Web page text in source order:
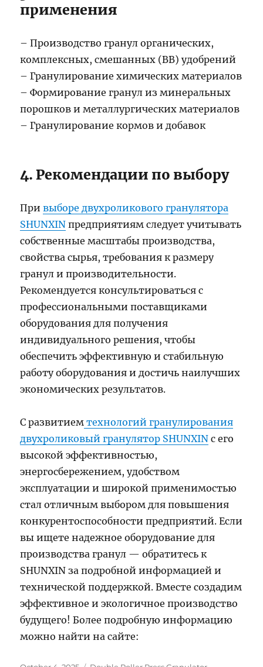
применения
– Производство гранул органических,
комплексных, смешанных (BB) удобрений
– Гранулирование химических материалов
– Формирование гранул из минеральных
порошков и металлургических материалов
– Гранулирование кормов и добавок
4. Рекомендации по выбору
Привыборе двухроликового гранулятора
SHUNXIN предприятиям следует учитывать
собственные масштабы производства,
свойства сырья, требования к размеру
гранул и производительности.
Рекомендуется консультироваться с
профессиональными поставщиками
оборудования для получения
индивидуального решения, чтобы
обеспечить эффективную и стабильную
работу оборудования и достичь наилучших
экономических результатов.
С развитием технологий гранулирования
двухроликовый гранулятор SHUNXIN с его
высокой эффективностью,
энергосбережением, удобством
эксплуатации и широкой применимостью
стал отличным выбором для повышения
конкурентоспособности предприятий. Если
вы ищете надежное оборудование для
производства гранул — обратитесь к
SHUNXIN за подробной информацией и
технической поддержкой. Вместе создадим
эффективное и экологичное производство
будущего! Более подробную информацию
можно найти на сайте: